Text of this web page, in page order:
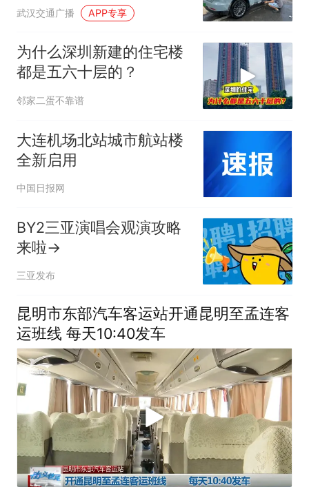
及市民
武汉交通广播 APP专享
为什么深圳新建的住宅楼
都是五六十层的？
邻家二蛋不靠谱
大连机场北站城市航站楼
全新启用
中国日报网
BY2三亚演唱会观演攻略
来啦→
三亚发布
昆明市东部汽车客运站开通昆明至孟连客
运班线 每天10:40发车